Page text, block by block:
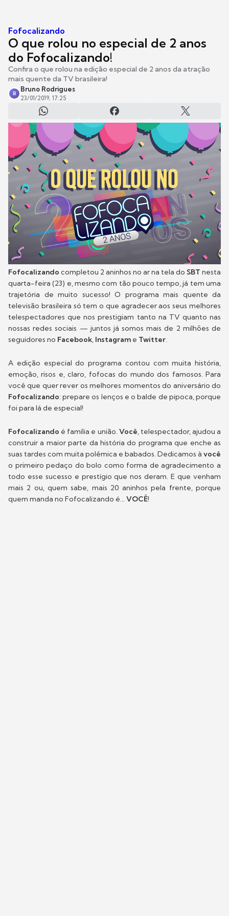
Fofocalizando
O que rolou no especial de 2 anos
do Fofocalizando!
Confira o que rolou na edição especial de 2 anos da atração
mais quente da TV brasileira!
B
Bruno Rodrigues
23/01/2019, 17:25
Fofocalizando completou 2 aninhos no ar na tela do SBT nesta
quarta-feira (23) e, mesmo com tão pouco tempo, já tem uma
trajetória de muito sucesso! O programa mais quente da
televisão brasileira só tem o que agradecer aos seus melhores
telespectadores que nos prestigiam tanto na TV quanto nas
nossas redes sociais — juntos já somos mais de 2 milhões de
seguidores no Facebook, Instagram e Twitter.
A edição especial do programa contou com muita história,
emoção, risos e, claro, fofocas do mundo dos famosos. Para
você que quer rever os melhores momentos do aniversário do
Fofocalizando: prepare os lenços e o balde de pipoca, porque
foi para lá de especial!
Fofocalizando é família e união.Você, telespectador, ajudou a
construir a maior parte da história do programa que enche as
suas tardes com muita polêmica e babados. Dedicamos à você
o primeiro pedaço do bolo como forma de agradecimento a
todo esse sucesso e prestígio que nos deram. E que venham
mais 2 ou, quem sabe, mais 20 aninhos pela frente, porque
quem manda no Fofocalizando é...VOCÊ!